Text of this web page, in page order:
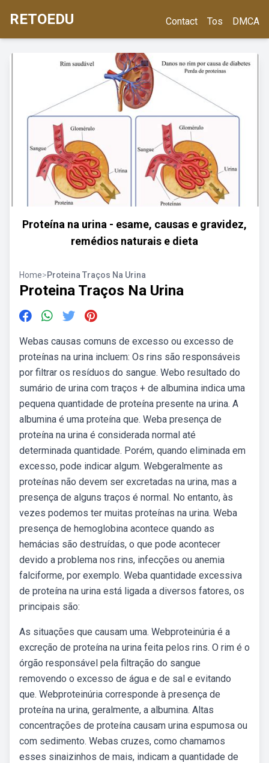
RETOEDU Contact Tos DMCA
Proteína na urina - esame, causas e gravidez,
remédios naturais e dieta
Home>Proteina Traços Na Urina
Proteina Traços Na Urina
Webas causas comuns de excesso ou excesso de
proteínas na urina incluem: Os rins são responsáveis
por filtrar os resíduos do sangue. Webo resultado do
sumário de urina com traços + de albumina indica uma
pequena quantidade de proteína presente na urina. A
albumina é uma proteína que. Weba presença de
proteína na urina é considerada normal até
determinada quantidade. Porém, quando eliminada em
excesso, pode indicar algum. Webgeralmente as
proteínas não devem ser excretadas na urina, mas a
presença de alguns traços é normal. No entanto, às
vezes podemos ter muitas proteínas na urina. Weba
presença de hemoglobina acontece quando as
hemácias são destruídas, o que pode acontecer
devido a problema nos rins, infecções ou anemia
falciforme, por exemplo. Weba quantidade excessiva
de proteína na urina está ligada a diversos fatores, os
principais são:
As situações que causam uma. Webproteinúria é a
excreção de proteína na urina feita pelos rins. O rim é o
órgão responsável pela filtração do sangue
removendo o excesso de água e de sal e evitando
que. Webproteinúria corresponde à presença de
proteína na urina, geralmente, a albumina. Altas
concentrações de proteína causam urina espumosa ou
com sedimento. Webas cruzes, como chamamos
esses sinaizinhos de mais, indicam a quantidade de